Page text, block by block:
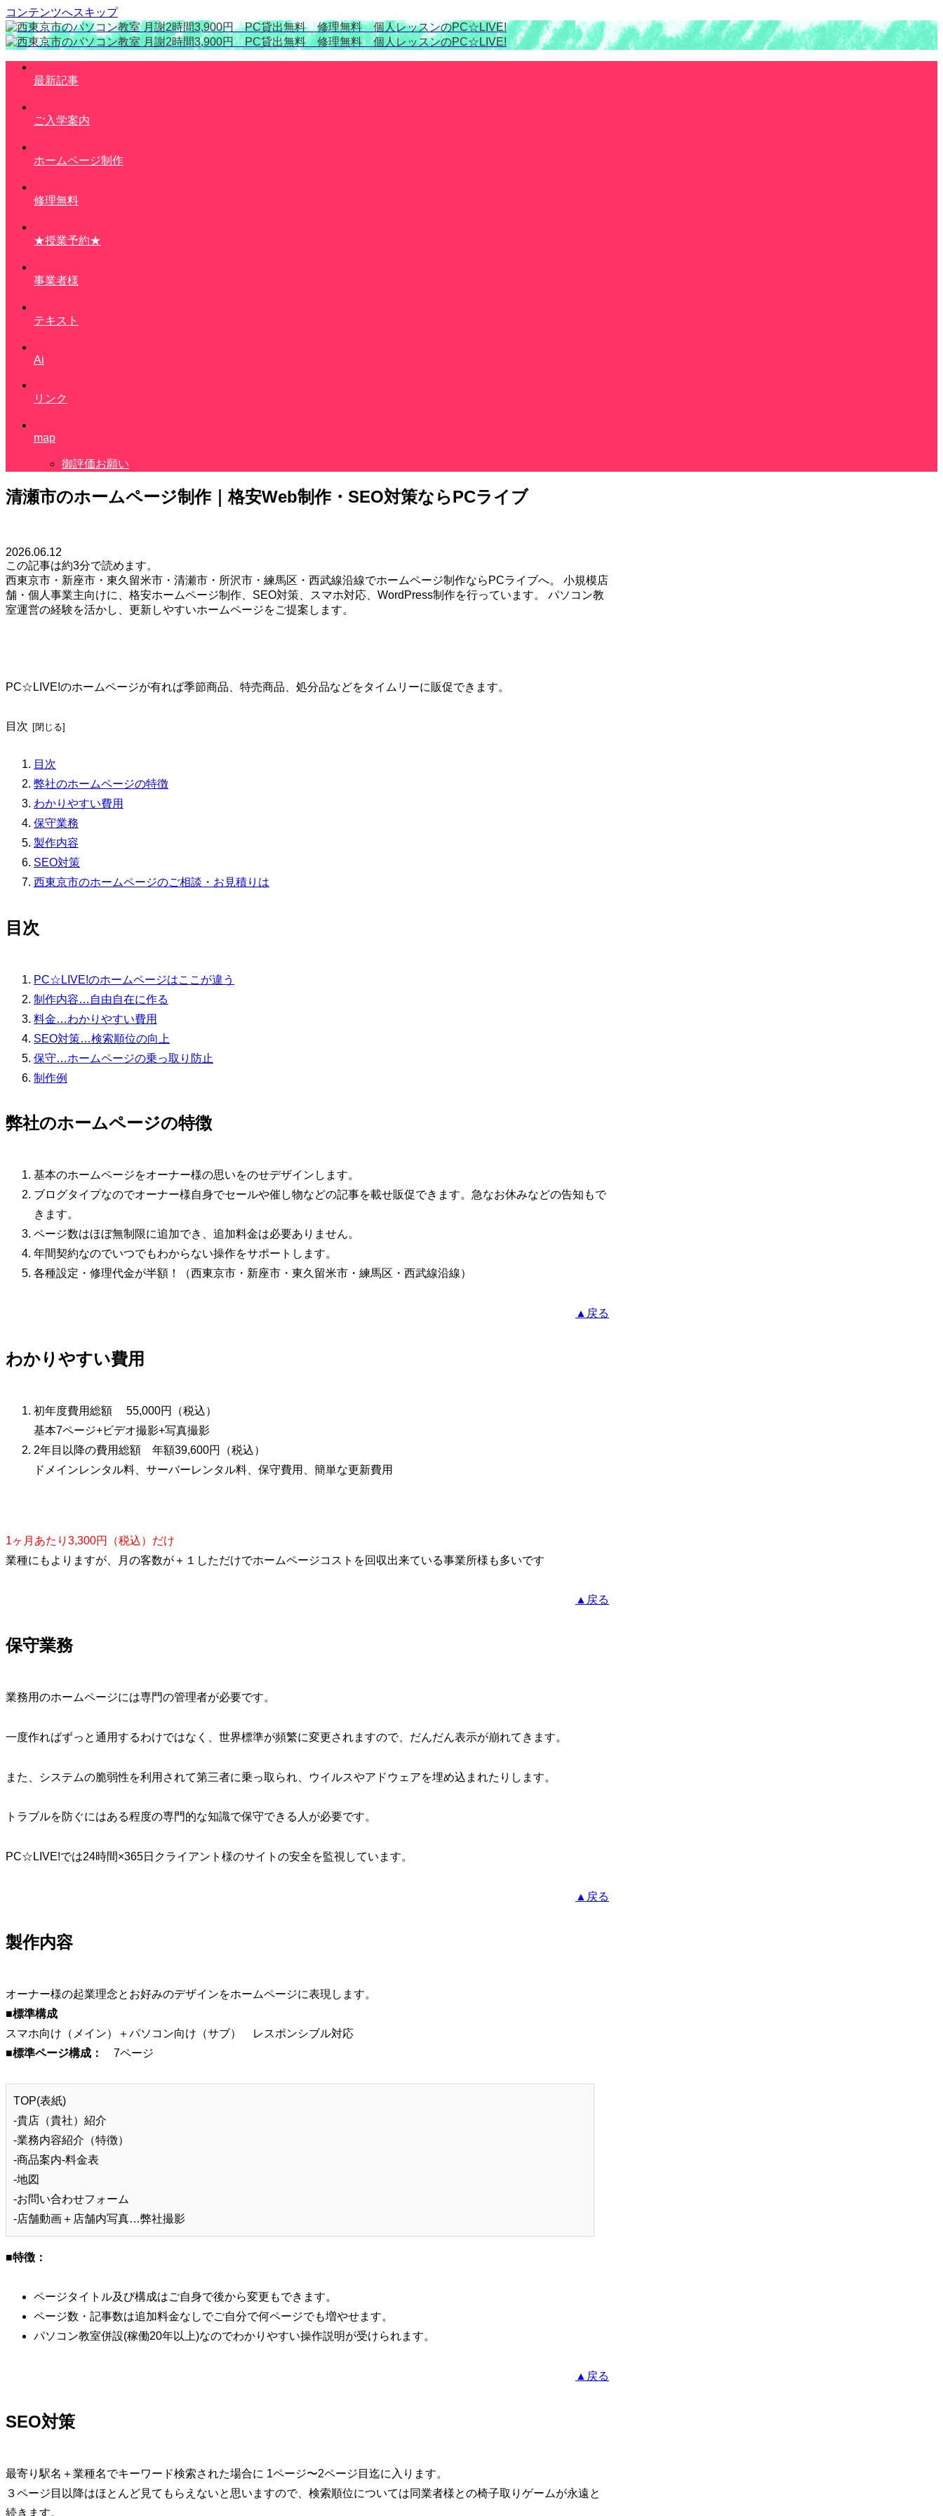
コンテンツへスキップ
最新記事
ご入学案内
ホームページ制作
修理無料
★授業予約★
事業者様
テキスト
Ai
リンク
map
御評価お願い
清瀬市のホームページ制作｜格安Web制作・SEO対策ならPCライブ
2026.06.12
この記事は約3分で読めます。
西東京市・新座市・東久留米市・清瀬市・所沢市・練馬区・西武線沿線でホームページ制作ならPCライブへ。 小規模店
舗・個人事業主向けに、格安ホームページ制作、SEO対策、スマホ対応、WordPress制作を行っています。 パソコン教
室運営の経験を活かし、更新しやすいホームページをご提案します。
PC☆LIVE!のホームページが有れば季節商品、特売商品、処分品などをタイムリーに販促できます。
目次
目次
弊社のホームページの特徴
わかりやすい費用
保守業務
製作内容
SEO対策
西東京市のホームページのご相談・お見積りは
目次
PC☆LIVE!のホームページはここが違う
制作内容…自由自在に作る
料金…わかりやすい費用
SEO対策…検索順位の向上
保守…ホームページの乗っ取り防止
制作例
弊社のホームページの特徴
基本のホームページをオーナー様の思いをのせデザインします。
ブログタイプなのでオーナー様自身でセールや催し物などの記事を載せ販促できます。急なお休みなどの告知もで
きます。
ページ数はほぼ無制限に追加でき、追加料金は必要ありません。
年間契約なのでいつでもわからない操作をサポートします。
各種設定・修理代金が半額！（西東京市・新座市・東久留米市・練馬区・西武線沿線）
▲戻る
わかりやすい費用
初年度費用総額 55,000円（税込）
基本7ページ+ビデオ撮影+写真撮影
2年目以降の費用総額 年額39,600円（税込）
ドメインレンタル料、サーバーレンタル料、保守費用、簡単な更新費用
1ヶ月あたり3,300円（税込）だけ
業種にもよりますが、月の客数が＋１しただけでホームページコストを回収出来ている事業所様も多いです
▲戻る
保守業務
業務用のホームページには専門の管理者が必要です。
一度作ればずっと通用するわけではなく、世界標準が頻繁に変更されますので、だんだん表示が崩れてきます。
また、システムの脆弱性を利用されて第三者に乗っ取られ、ウイルスやアドウェアを埋め込まれたりします。
トラブルを防ぐにはある程度の専門的な知識で保守できる人が必要です。
PC☆LIVE!では24時間×365日クライアント様のサイトの安全を監視しています。
▲戻る
製作内容
オーナー様の起業理念とお好みのデザインをホームページに表現します。
■標準構成
スマホ向け（メイン）＋パソコン向け（サブ） レスポンシブル対応
■標準ページ構成：
7ページ
TOP(表紙)
-貴店（貴社）紹介
‐業務内容紹介（特徴）
‐商品案内-料金表
‐地図
-お問い合わせフォーム
‐店舗動画＋店舗内写真…弊社撮影
■特徴：
ページタイトル及び構成はご自身で後から変更もできます。
ページ数・記事数は追加料金なしでご自分で何ページでも増やせます。
パソコン教室併設(稼働20年以上)なのでわかりやすい操作説明が受けられます。
▲戻る
SEO対策
最寄り駅名＋業種名でキーワード検索された場合に 1ページ〜2ページ目迄に入ります。
３ページ目以降はほとんど見てもらえないと思いますので、検索順位については同業者様との椅子取りゲームが永遠と
続きます。